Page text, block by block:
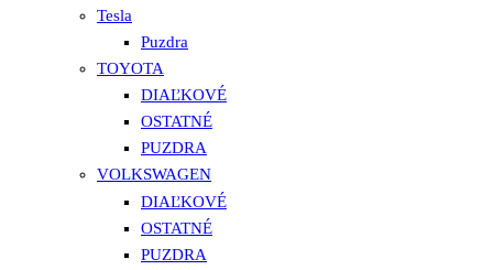
Tesla
Puzdra
TOYOTA
DIAĽKOVÉ
OSTATNÉ
PUZDRA
VOLKSWAGEN
DIAĽKOVÉ
OSTATNÉ
PUZDRA